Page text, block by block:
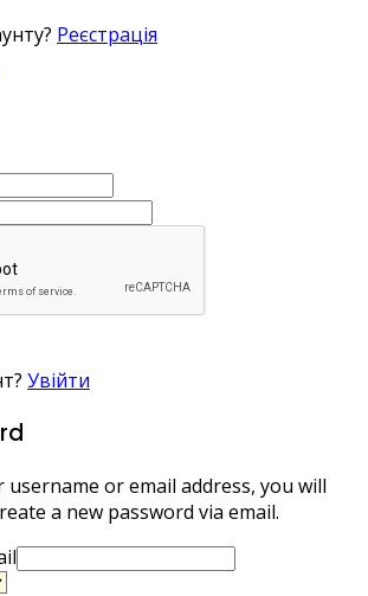
Реєстрація
Увійти
username or email address, you will
a new password via email.